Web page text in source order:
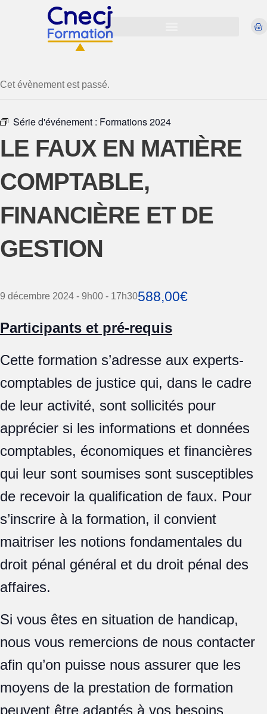
Cet évènement est passé.
Série d'événement : Formations 2024
LE FAUX EN MATIÈRE
COMPTABLE,
FINANCIÈRE ET DE
GESTION
9 décembre 2024 - 9h00 - 17h30588,00€
Participants et pré-requis
Cette formation s’adresse aux experts-
comptables de justice qui, dans le cadre
de leur activité, sont sollicités pour
apprécier si les informations et données
comptables, économiques et financières
qui leur sont soumises sont susceptibles
de recevoir la qualification de faux. Pour
s’inscrire à la formation, il convient
maitriser les notions fondamentales du
droit pénal général et du droit pénal des
affaires.
Si vous êtes en situation de handicap,
nous vous remercions de nous contacter
afin qu’on puisse nous assurer que les
moyens de la prestation de formation
peuvent être adaptés à vos besoins